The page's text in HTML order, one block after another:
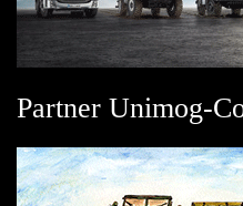
Partner Unimog-